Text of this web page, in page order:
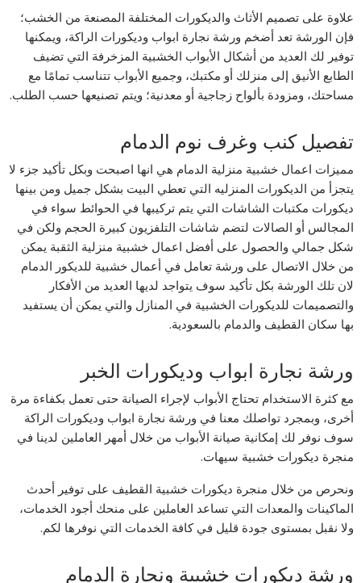
علاوة على تصميم الأثاث والديكورات المختلفة المصنعة من الخشب؛
فإن الورشة تعد أضخم ورشة نجارة ابواب وديكورات الراكة، ويمكنها
توفير لك العديد من أشكال الأبواب الخشبية المزخرفة التي تضيف
الطابع الأنيق إلى منزلك أو مكتبك، وجميع الأبواب تتناسب تمامًا مع
مساحتك، ومزودة بألواح زجاجية أو معدنية؛ ويتم تصنيعها حسب الطلب.
تفصيل كنب وغرف نوم الدمام
مميزات اعمال خشبية منزلية الدمام هي انها اصبحت وبكل تأكيد جزء لا
يتجزأ من الديكورات المنزليه التي تعطي البيت بشكل جميل ومن بينها
ديكورات مكتبات الشاشات التي يتم تركيبها في الحوائط سواء في
المجالس أو الصالات لتضم شاشات التلفزيون كبيرة الحجم ولكن في
شكل جمالي والحصول على أفضل اعمال خشبية منزلية الثقبة يمكن
من خلال الاتصال على ورشة تعامل في أعمال خشبية للديكور الدمام
لان تلك الورشة بكل تأكيد سوف يتواجد لديها العديد من الأفكار
والتصميمات للديكورات الخشبية في المنازل والتي يمكن أن يستفيد
بها سكان القطيف والدمام بالسعودية.
ورشة نجارة ابواب وديكورات الخبر
مع كثرة الاستخدام تحتاج الأبواب لإجراء الصيانة حتى تعمل بكفاءة مرة
أخرى، وبمجرد تواصلك معنا في ورشة نجارة ابواب وديكورات الراكة
سوف نوفر لك إمكانية صيانة الأبواب من خلال أمهر العاملين لدينا في
منجرة ديكورات خشبية سيهات.
ونحرص من خلال منجرة ديكورات خشبية القطيف على توفير أحدث
الماكينات والمعدات التي تساعد العاملين على منحك أجود الخدمات،
ولا نقبل بمستوى جودة قليل في كافة الخدمات التي نوفرها لكم.
ورشة ديكورات خشبية ونجارة الدمام